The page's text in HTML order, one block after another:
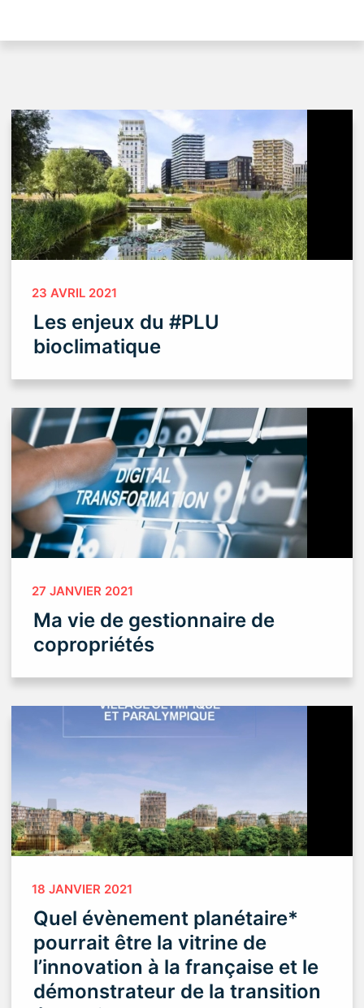
23 AVRIL 2021
Les enjeux du #PLU
bioclimatique
27 JANVIER 2021
Ma vie de gestionnaire de
copropriétés
18 JANVIER 2021
Quel évènement planétaire*
pourrait être la vitrine de
l’innovation à la française et le
démonstrateur de la transition